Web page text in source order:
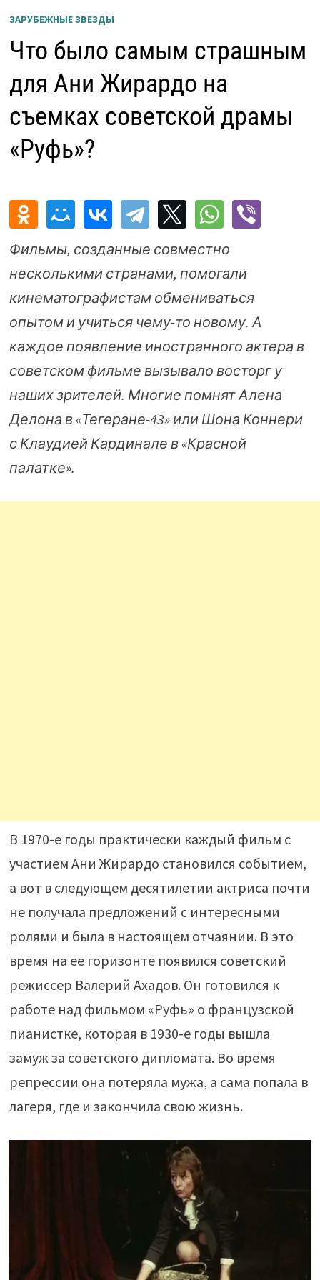
ЗАРУБЕЖНЫЕ ЗВЕЗДЫ
Что было самым страшным
для Ани Жирардо на
съемках советской драмы
«Руфь»?
Фильмы, созданные совместно
несколькими странами, помогали
кинематографистам обмениваться
опытом и учиться чему-то новому. А
каждое появление иностранного актера в
советском фильме вызывало восторг у
наших зрителей. Многие помнят Алена
Делона в «Тегеране-43» или Шона Коннери
с Клаудией Кардинале в «Красной
палатке».
В 1970-е годы практически каждый фильм с
участием Ани Жирардо становился событием,
а вот в следующем десятилетии актриса почти
не получала предложений с интересными
ролями и была в настоящем отчаянии. В это
время на ее горизонте появился советский
режиссер Валерий Ахадов. Он готовился к
работе над фильмом «Руфь» о французской
пианистке, которая в 1930-е годы вышла
замуж за советского дипломата. Во время
репрессии она потеряла мужа, а сама попала в
лагеря, где и закончила свою жизнь.